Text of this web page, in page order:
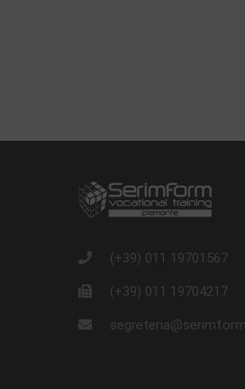
(+39) 011 19701567
(+39) 011 19704217